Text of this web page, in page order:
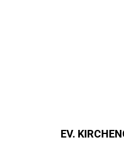
EV.